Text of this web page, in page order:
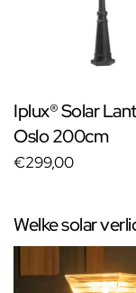
Iplux® Solar
Oslo 200cm
€299,00
Welke solar